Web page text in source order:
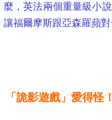
麼，英法兩個重量級小
讓福爾摩斯跟亞森羅蘋對
「詭影遊戲」愛得怪